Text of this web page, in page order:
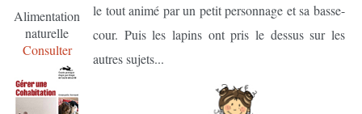
Alimentation
naturelle
Consulter
le tout animé par un petit personnage et sa basse-
cour. Puis les lapins ont pris le dessus sur les
autres sujets...